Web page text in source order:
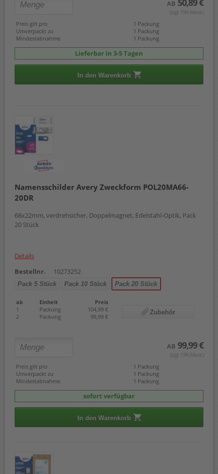
AB
(zzgl. 19% Mwst.)
Preis gilt pro
1 Packung
Umverpackt zu
1 Packung
Mindestabnahme
1 Packung
Lieferbar in 3-5 Tagen
In den Warenkorb
Namensschilder Avery Zweckform POL20MA66-
20DR
68x22mm, verdrehsicher, Doppelmagnet, Edelstahl-Optik, Pack
20 Stück
Details
Bestellnr.
10273252
Pack 5 Stück Pack 10 Stück Pack 20 Stück
ab Einheit
Preis
1
Packung
104,99 €
2
Packung 99,99 €
Zubehör
AB 99,99 €
(zzgl. 19% Mwst.)
Preis gilt pro
1 Packung
Umverpackt zu
1 Packung
Mindestabnahme
1 Packung
sofort verfügbar
In den Warenkorb